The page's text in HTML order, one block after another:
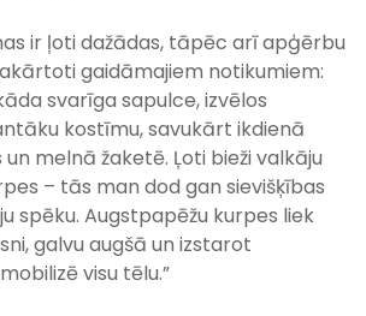
ir ļoti dažādas, tāpēc arī apģērbu
gaidāmajiem notikumiem:
svarīga sapulce, izvēlos
kostīmu, savukārt ikdienā
melnā žaketē. Ļoti bieži valkāju
– tās man dod gan sievišķības
spēku. Augstpapēžu kurpes liek
galvu augšā un izstarot
visu tēlu.”